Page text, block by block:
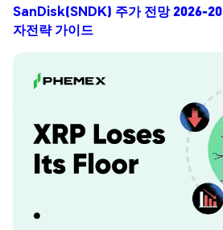
SanDisk(SNDK) 주가 전망 2026-
자전략 가이드